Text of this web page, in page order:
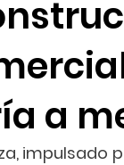
a
impulsado